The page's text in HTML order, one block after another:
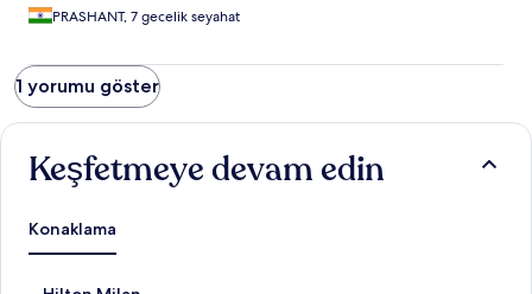
PRASHANT, 7 gecelik seyahat
1 yorumu göster
Keşfetmeye devam edin
Konaklama